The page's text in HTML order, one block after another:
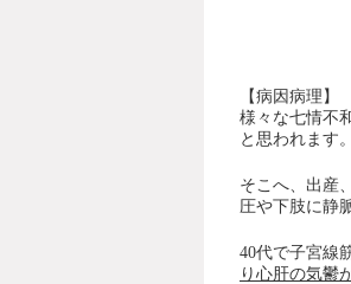
【病因病理】
様々な七情不
と思われます。
そこへ、出産
圧や下肢に静
40代で子宮線
り心肝の気鬱